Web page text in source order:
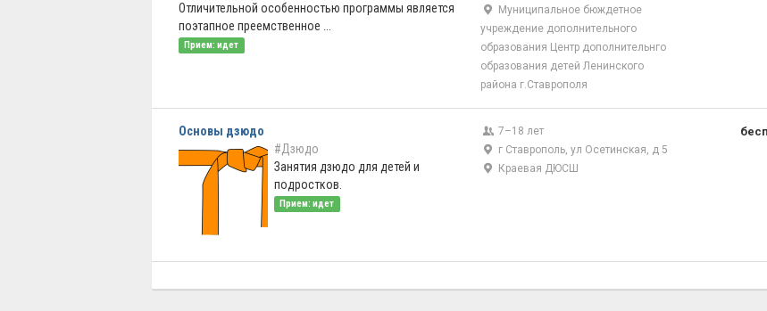
Отличительной особенностью программы является
поэтапное преемственное ...
Прием: идет
Муниципальное бюждетное
учреждение дополнительного
образования Центр дополнительнго
образования детей Ленинского
района г.Ставрополя
Основы дзюдо
#Дзюдо
Занятия дзюдо для детей и
подростков.
Прием: идет
7–18 лет
г Ставрополь, ул Осетинская, д 5
Краевая ДЮСШ